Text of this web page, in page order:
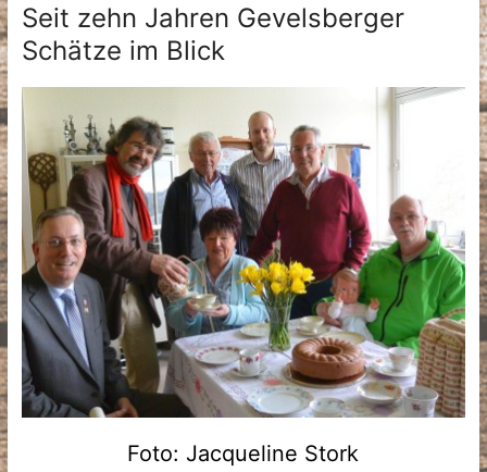
Seit zehn Jahren Gevelsberger
Schätze im Blick
Foto: Jacqueline Stork